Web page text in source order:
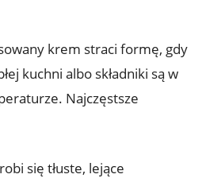
krem straci formę, gdy
kuchni albo składniki są w
Najczęstsze
się tłuste, lejące